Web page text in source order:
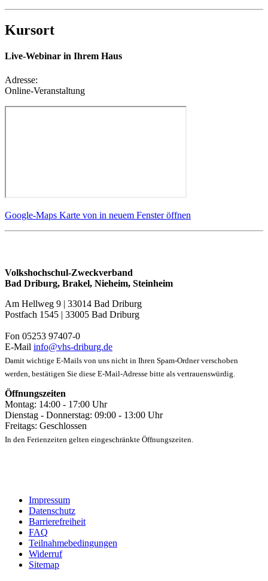
Kursort
Live-Webinar in Ihrem Haus
Adresse:
Online-Veranstaltung
Google-Maps Karte von in neuem Fenster öffnen
Volkshochschul-Zweckverband
Bad Driburg, Brakel, Nieheim, Steinheim
Am Hellweg 9 | 33014 Bad Driburg
Postfach 1545 | 33005 Bad Driburg
Fon 05253 97407-0
E-Mail info@vhs-driburg.de
Damit wichtige E-Mails von uns nicht in Ihren Spam-Ordner verschoben
werden, bestätigen Sie diese E-Mail-Adresse bitte als vertrauenswürdig.
Öffnungszeiten
Montag: 14:00 - 17:00 Uhr
Dienstag - Donnerstag: 09:00 - 13:00 Uhr
Freitags: Geschlossen
In den Ferienzeiten gelten eingeschränkte Öffnungszeiten.
Impressum
Datenschutz
Barrierefreiheit
FAQ
Teilnahmebedingungen
Widerruf
Sitemap